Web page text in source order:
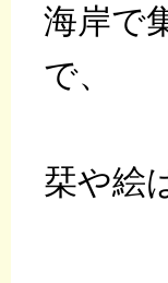
海岸で
で、
栞や絵